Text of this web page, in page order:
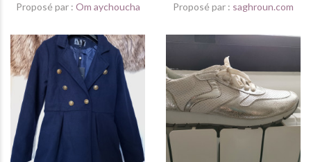
Proposé par : Om aychoucha Proposé par : saghroun.com